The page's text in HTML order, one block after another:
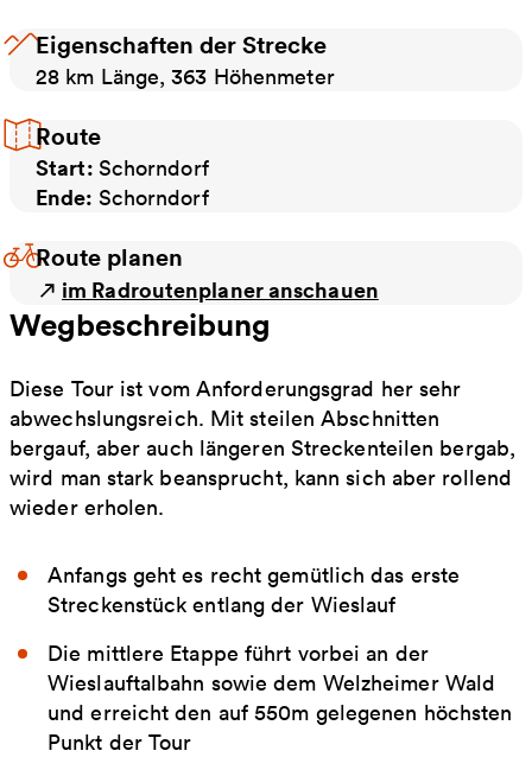
Eigenschaften der Strecke
28 km Länge, 363 Höhenmeter
Route
Start: Schorndorf
Ende: Schorndorf
Route planen
im Radroutenplaner anschauen
Wegbeschreibung
Diese Tour ist vom Anforderungsgrad her sehr
abwechslungsreich. Mit steilen Abschnitten
bergauf, aber auch längeren Streckenteilen bergab,
wird man stark beansprucht, kann sich aber rollend
wieder erholen.
Anfangs geht es recht gemütlich das erste
Streckenstück entlang der Wieslauf
Die mittlere Etappe führt vorbei an der
Wieslauftalbahn sowie dem Welzheimer Wald
und erreicht den auf 550m gelegenen höchsten
Punkt der Tour